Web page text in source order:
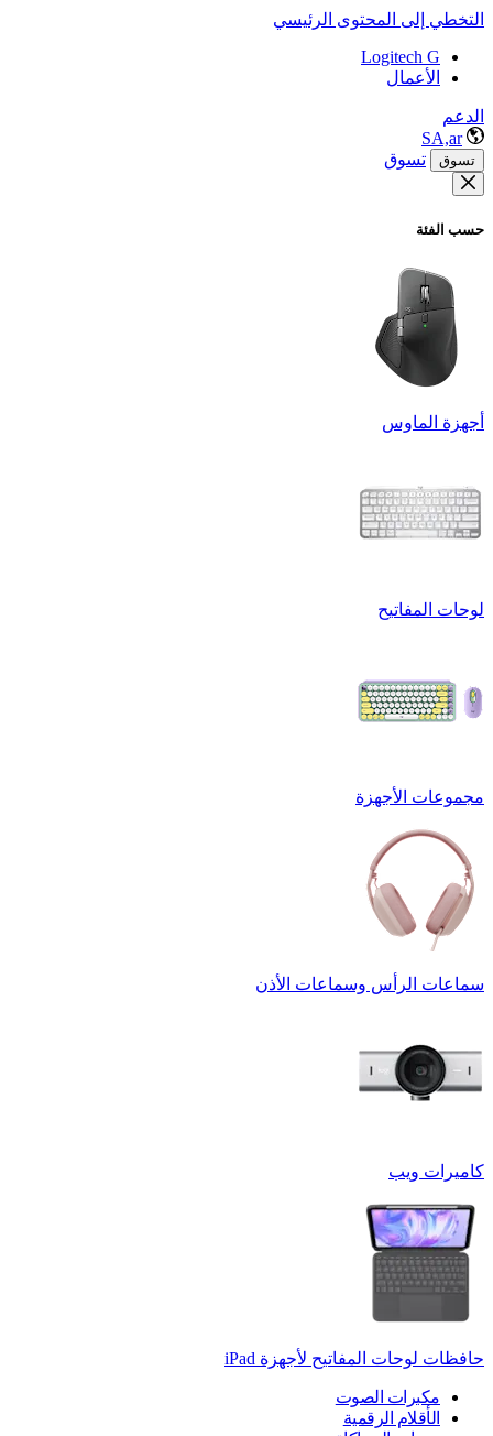
التخطي إلى المحتوى الرئيسي
Logitech G
الأعمال
الدعم
SA,ar
تسوق تسوق
حسب الفئة
أجهزة الماوس
لوحات المفاتيح
مجموعات الأجهزة
سماعات الرأس وسماعات الأذن
كاميرات ويب
حافظات لوحات المفاتيح لأجهزة ‏iPad
مكبرات الصوت
الأقلام الرقمية